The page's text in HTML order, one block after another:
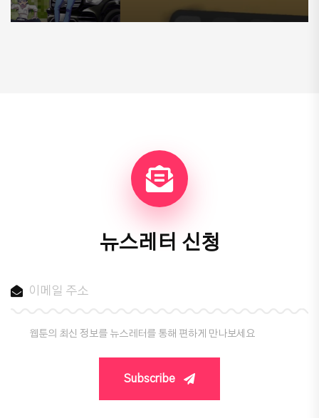
뉴스레터 신청
웹툰의 최신 정보를 뉴스레터를 통해 편하게 만나보세요
Subscribe